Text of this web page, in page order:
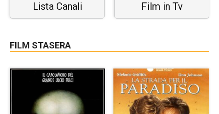
Lista Canali Film in Tv
FILM STASERA